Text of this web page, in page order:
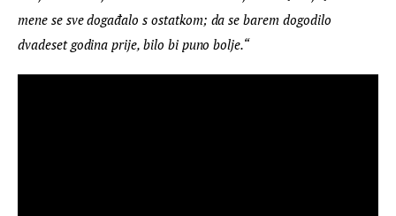
mene se sve događalo s ostatkom; da se barem dogodilo
dvadeset godina prije, bilo bi puno bolje.“